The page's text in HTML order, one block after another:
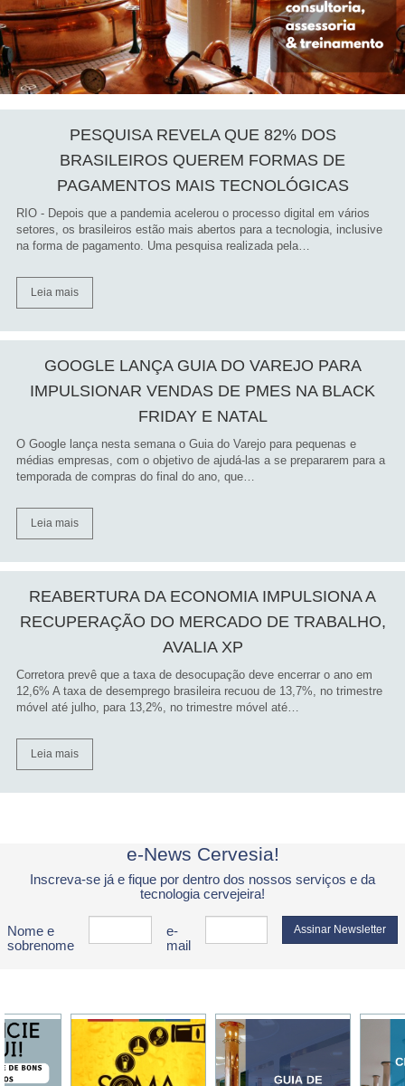
PESQUISA REVELA QUE 82% DOS
BRASILEIROS QUEREM FORMAS DE
PAGAMENTOS MAIS TECNOLÓGICAS
RIO - Depois que a pandemia acelerou o processo digital em vários
setores, os brasileiros estão mais abertos para a tecnologia, inclusive
na forma de pagamento. Uma pesquisa realizada pela…
Leia mais
GOOGLE LANÇA GUIA DO VAREJO PARA
IMPULSIONAR VENDAS DE PMES NA BLACK
FRIDAY E NATAL
O Google lança nesta semana o Guia do Varejo para pequenas e
médias empresas, com o objetivo de ajudá-las a se prepararem para a
temporada de compras do final do ano, que…
Leia mais
REABERTURA DA ECONOMIA IMPULSIONA A
RECUPERAÇÃO DO MERCADO DE TRABALHO,
AVALIA XP
Corretora prevê que a taxa de desocupação deve encerrar o ano em
12,6% A taxa de desemprego brasileira recuou de 13,7%, no trimestre
móvel até julho, para 13,2%, no trimestre móvel até…
Leia mais
e-News Cervesia!
Inscreva-se já e fique por dentro dos nossos serviços e da
tecnologia cervejeira!
Nome e
sobrenome
e-
mail